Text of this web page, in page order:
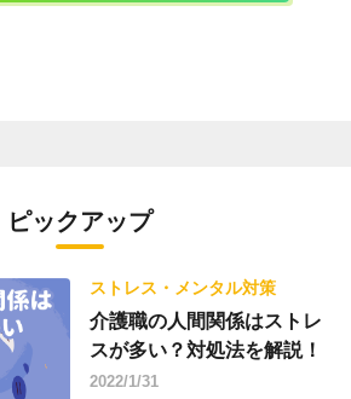
ピックアップ
ストレス・メンタル対策
介護職の人間関係はストレ
スが多い？対処法を解説！
2022/1/31